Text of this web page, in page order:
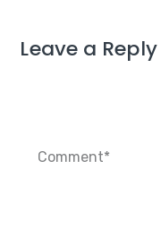
Leave a Reply